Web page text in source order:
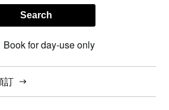
Search
Book for day-use only
訂